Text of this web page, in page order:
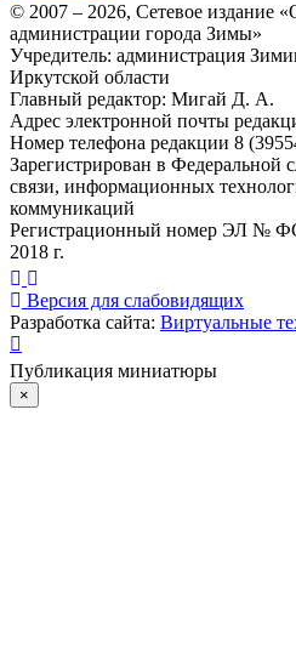
© 2007 – 2026, Сетевое издание
администрации города Зимы»
Учредитель: администрация
Иркутской области
Главный редактор: Мигай Д. А.
Адрес электронной почты
Номер телефона редакции 8
Зарегистрирован в Федеральной
связи, информационных
коммуникаций
Регистрационный номер ЭЛ №
2018 г.
Версия для слабовидящих
Разработка сайта: Виртуальные
Публикация миниатюры
×